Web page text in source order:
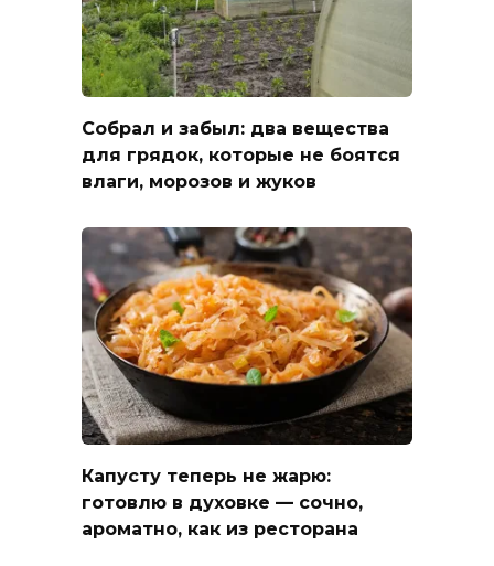
Собрал и забыл: два вещества
для грядок, которые не боятся
влаги, морозов и жуков
Капусту теперь не жарю:
готовлю в духовке — сочно,
ароматно, как из ресторана